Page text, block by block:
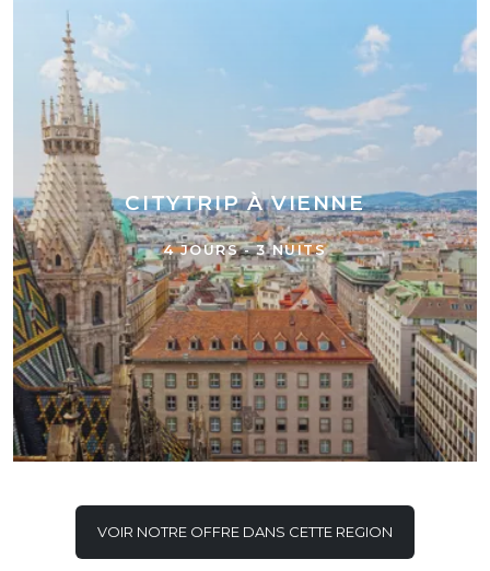
CITYTRIP À VIENNE
4 JOURS - 3 NUITS
VOIR NOTRE OFFRE DANS CETTE REGION